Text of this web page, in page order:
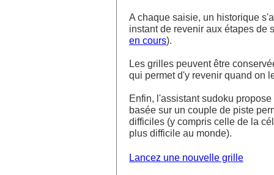
A chaque saisie, un historique
instant de revenir aux étapes de
en cours).
Les grilles peuvent être
qui permet d'y revenir quand on
Enfin, l'assistant sudoku
basée sur un couple de piste
difficiles (y compris celle de la
plus difficile au monde).
Lancez une nouvelle grille